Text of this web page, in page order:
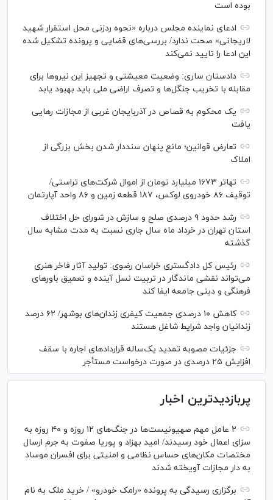
بوده است
ادعای نماینده مجلس درباره «نحوه ردزنی محل استقرار شهید
لاریجانی» صحت ندارد/ بررسی‌های قضایی و پرونده تشکیل شده
این ادعا را تایید نمی‌کند
دادستان ساری: وضعیت معیشتی و تجهیز این نیرو‌ها برای
مقابله با تخریب جنگل‌ها و تصرف اراضی ملی باید بهبود یابد
یک محکوم به قصاص در آذربایجان‌ غربی از مجازات رهایی
یافت
تعارض قوانین؛ مانع پنهان سنددار شدن بخش بزرگی از
املاک
تهاتر ۱۶۷۳ میلیارد تومان از اموال شرکت‌های تراستی/
توقیف ۸۶ خودروی لوکس، ۱۸۷ قطعه زمین و ۸۶ واحد آپارتمان
رشد حدود ۹ درصدی صلح و سازش در شورای حل اختلاف
استان تهران در خرداد ماه سال جاری نسبت به مدت مشابه سال
گذشته
رئیس کل دادگستری خراسان رضوی: تولید آثار فاخر هنری
می‌تواند نقشی ماندگار در تربیت نسل آینده و تعمیق باور‌های
فرهنگی و دینی جامعه ایفا کند
کاهش ۱۰ درصدی جمعیت کیفری زندان‌های بوشهر/ ۶۲ درصد
زندانیان واجد شرایط شاغل هستند
جزئیات مصوبه تمدید یک‌ساله قرارداد‌های اجاره با سقف
افزایش ۲۵ درصدی در صورت درخواست مستأجر
پربازدیدترین اخبار
۲ عامل مهم صهیونیست‌ها در جنگ‌های ۱۲ روزه و ۴۰ روزه به
سزای اعمال خود رسیدند/ امید بهزاد و پوریا صفوت به جرم ارسال
مختصات مکان‌های حساس نظامی و امنیتی برای افسران موساد
به دار مجازات آویخته شدند
برگزاری رسیدگی به پرونده «رامک خودرو» / خرید ملک به نام